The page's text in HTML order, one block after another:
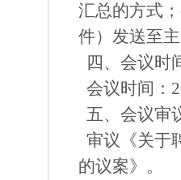
汇总的方式
件）发送至
四、会议时
会议时间：
五、会议审
审议《关于
的议案》。